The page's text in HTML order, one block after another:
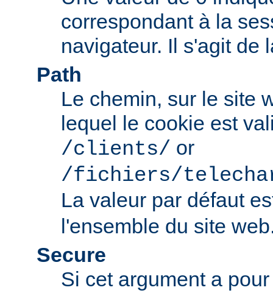
correspondant à la
navigateur. Il s'agit de
Path
Le chemin, sur le site
lequel le cookie est
/clients/ or
/fichiers/
La valeur par défaut
l'ensemble du site
Secure
Si cet argument a